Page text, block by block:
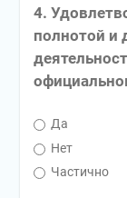
4.
полнотой и
Да
Нет
Частично